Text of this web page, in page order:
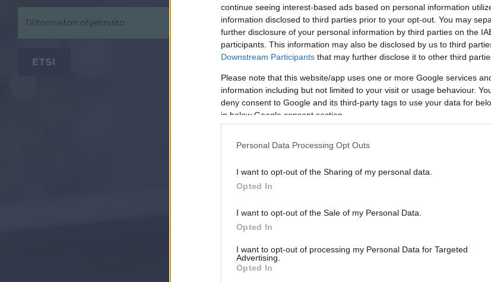
continue seeing interest-based ads based on personal information
information disclosed to third parties prior to your opt-out. You may
further disclosure of your personal information by third parties on the
participants. This information may also be disclosed by us to third
Downstream Participants that may further disclose it to other third
Please note that this website/app uses one or more Google services
information including but not limited to your visit or usage behaviour.
deny consent to Google and its third-party tags to use your data for
in below Google consent section.
Personal Data Processing Opt Outs
I want to opt-out of the Sharing of my personal data.
Opted In
I want to opt-out of the Sale of my Personal Data.
Opted In
I want to opt-out of processing my Personal Data for Targeted
Advertising.
Opted In
Tilitoimiston ohjelmisto
Tilitoimiston erityisosaaminen
Palvelukielet
Englanti
Yhtiömuodot